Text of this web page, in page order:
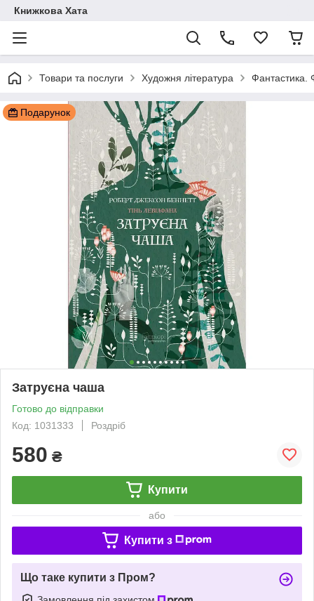
Книжкова Хата
Товари та послуги Художня література Фантастика.
Подарунок
Затруєна чаша
Готово до відправки
Код: 1031333
Роздріб
580 ₴
Купити
або
Купити з
Що таке купити з Пром?